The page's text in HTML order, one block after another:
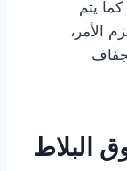
يتم
الأمر،
البلاط